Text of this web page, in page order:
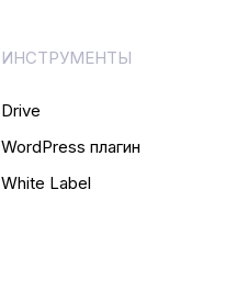
ИНСТРУМЕНТЫ
Drive
WordPress плагин
White Label